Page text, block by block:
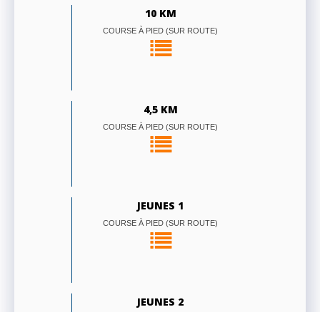
10 KM
COURSE À PIED (SUR ROUTE)
4,5 KM
COURSE À PIED (SUR ROUTE)
JEUNES 1
COURSE À PIED (SUR ROUTE)
JEUNES 2